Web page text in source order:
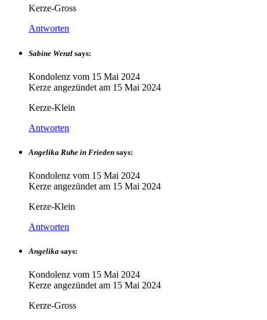
Kerze-Gross
Antworten
Sabine Wenzl says:
Kondolenz vom 15 Mai 2024
Kerze angezündet am 15 Mai 2024
Kerze-Klein
Antworten
Angelika Ruhe in Frieden says:
Kondolenz vom 15 Mai 2024
Kerze angezündet am 15 Mai 2024
Kerze-Klein
Antworten
Angelika says:
Kondolenz vom 15 Mai 2024
Kerze angezündet am 15 Mai 2024
Kerze-Gross